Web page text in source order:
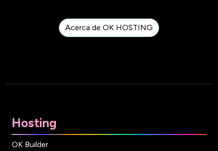
Acerca de OK HOSTING
Hosting
OK Builder